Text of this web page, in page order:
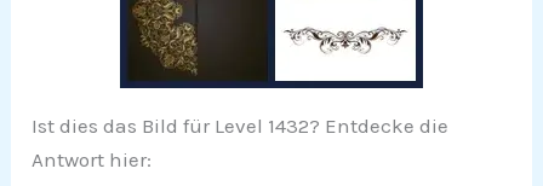
Ist dies das Bild für Level 1432? Entdecke die
Antwort hier: